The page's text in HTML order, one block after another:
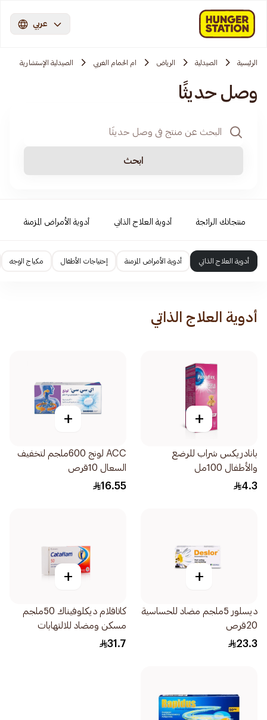
عربي
الرئيسية الصيدلية الرياض ام الحمام الغربي الصيدلية الإستشارية
وصل حديثًا
ابحث
منتجاتك الرائجة أدوية العلاج الذاتي أدوية الأمراض المزمنة
أدوية العلاج الذاتي أدوية الأمراض المزمنة إحتياجات الأطفال مكياج الوجه
أدوية العلاج الذاتي
+
بانادريكس شراب للرضع
والأطفال 100مل
4.3
+
ACC لونج 600ملجم لتخفيف
السعال 10قرص
16.55
+
ديسلور 5ملجم مضاد للحساسية
20قرص
23.3
+
كاتافلام ديكلوفيناك 50ملجم
مسكن ومضاد للالتهابات
20قرص
31.7